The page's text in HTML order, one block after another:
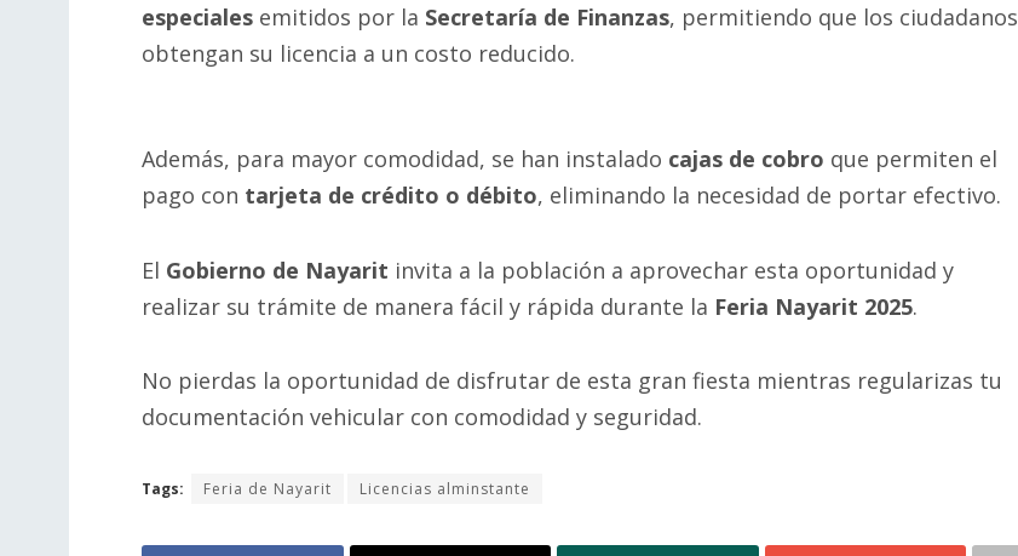
especiales emitidos por la Secretaría de Finanzas, permitiendo que los ciudadanos
obtengan su licencia a un costo reducido.
Además, para mayor comodidad, se han instalado cajas de cobro que permiten el
pago con tarjeta de crédito o débito, eliminando la necesidad de portar efectivo.
El Gobierno de Nayarit invita a la población a aprovechar esta oportunidad y
realizar su trámite de manera fácil y rápida durante la Feria Nayarit 2025.
No pierdas la oportunidad de disfrutar de esta gran fiesta mientras regularizas tu
documentación vehicular con comodidad y seguridad.
Tags: Feria de Nayarit Licencias alminstante